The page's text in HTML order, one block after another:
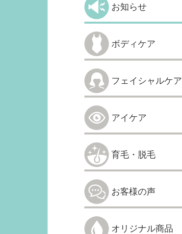
お知らせ
ボディケア
フェイシャルケア
アイケア
育毛・脱毛
お客様の声
オリジナル商品